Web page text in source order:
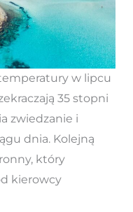
w lipcu
35 stopni
zwiedzanie i
dnia. Kolejną
który
kierowcy